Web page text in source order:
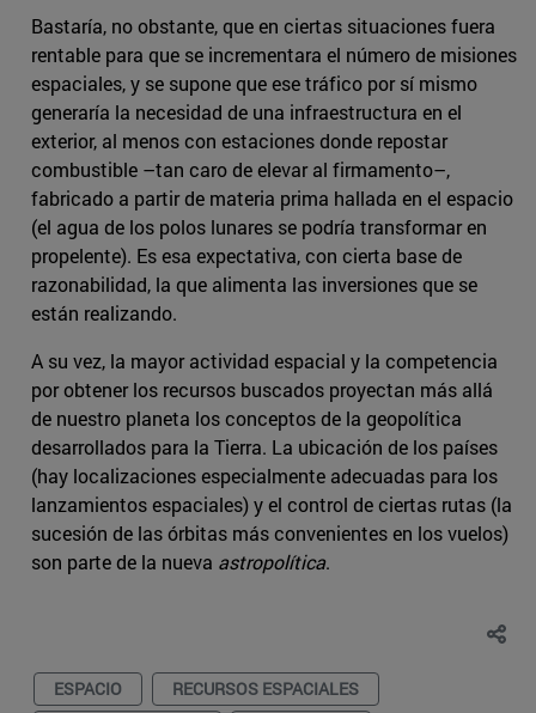
Bastaría, no obstante, que en ciertas situaciones fuera
rentable para que se incrementara el número de misiones
espaciales, y se supone que ese tráfico por sí mismo
generaría la necesidad de una infraestructura en el
exterior, al menos con estaciones donde repostar
combustible –tan caro de elevar al firmamento–,
fabricado a partir de materia prima hallada en el espacio
(el agua de los polos lunares se podría transformar en
propelente). Es esa expectativa, con cierta base de
razonabilidad, la que alimenta las inversiones que se
están realizando.
A su vez, la mayor actividad espacial y la competencia
por obtener los recursos buscados proyectan más allá
de nuestro planeta los conceptos de la geopolítica
desarrollados para la Tierra. La ubicación de los países
(hay localizaciones especialmente adecuadas para los
lanzamientos espaciales) y el control de ciertas rutas (la
sucesión de las órbitas más convenientes en los vuelos)
son parte de la nueva astropolítica.
ESPACIO
RECURSOS ESPACIALES